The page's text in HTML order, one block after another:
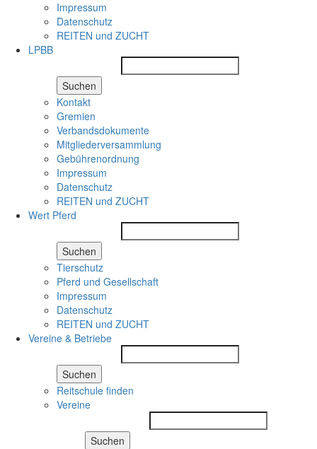
Impressum
Datenschutz
REITEN und ZUCHT
LPBB
Suchen
Kontakt
Gremien
Verbandsdokumente
Mitgliederversammlung
Gebührenordnung
Impressum
Datenschutz
REITEN und ZUCHT
Wert Pferd
Suchen
Tierschutz
Pferd und Gesellschaft
Impressum
Datenschutz
REITEN und ZUCHT
Vereine & Betriebe
Suchen
Reitschule finden
Vereine
Suchen